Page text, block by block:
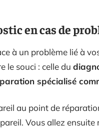
en cas de
à un problème lié à
le souci : celle du
spécialisé
au point de
Vous allez ensuite